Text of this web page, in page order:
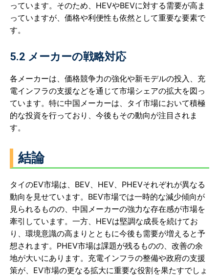
っています。そのため、HEVやBEVに対する需要が高ま
っていますが、価格や利便性も依然として重要な要素で
す。
5.2 メーカーの戦略対応
各メーカーは、価格競争力の強化や新モデルの投入、充
電インフラの支援などを通じて市場シェアの拡大を図っ
ています。特に中国メーカーは、タイ市場において積極
的な投資を行っており、今後もその動向が注目されま
す。
結論
タイのEV市場は、BEV、HEV、PHEVそれぞれが異なる
動向を見せています。BEV市場では一時的な減少傾向が
見られるものの、中国メーカーの強力な存在感が市場を
牽引しています。一方、HEVは堅調な成長を続けてお
り、環境意識の高まりとともに今後も需要が増えると予
想されます。PHEV市場は課題が残るものの、改善の余
地が大いにあります。充電インフラの整備や政府の支援
策が、EV市場の更なる拡大に重要な役割を果たすでしょ